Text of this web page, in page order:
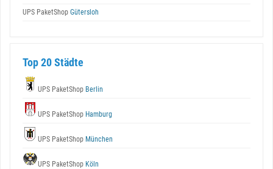
UPS PaketShop Gütersloh
Top 20 Städte
UPS PaketShop Berlin
UPS PaketShop Hamburg
UPS PaketShop München
UPS PaketShop Köln